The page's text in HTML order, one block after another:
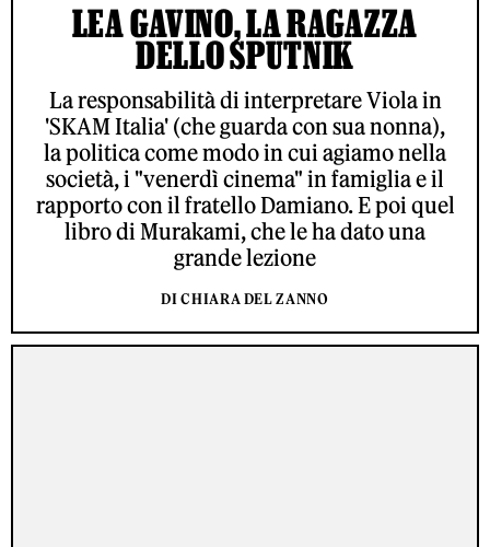
LEA GAVINO, LA RAGAZZA
DELLO SPUTNIK
La responsabilità di interpretare Viola in
'SKAM Italia' (che guarda con sua nonna),
la politica come modo in cui agiamo nella
società, i "venerdì cinema" in famiglia e il
rapporto con il fratello Damiano. E poi quel
libro di Murakami, che le ha dato una
grande lezione
DI CHIARA DEL ZANNO